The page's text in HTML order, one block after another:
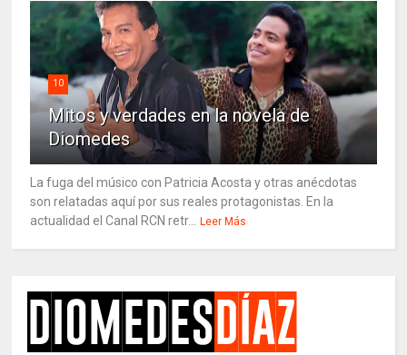
10
Mitos y verdades en la novela de
Diomedes
La fuga del músico con Patricia Acosta y otras anécdotas
son relatadas aquí por sus reales protagonistas. En la
actualidad el Canal RCN retr...
Leer Más